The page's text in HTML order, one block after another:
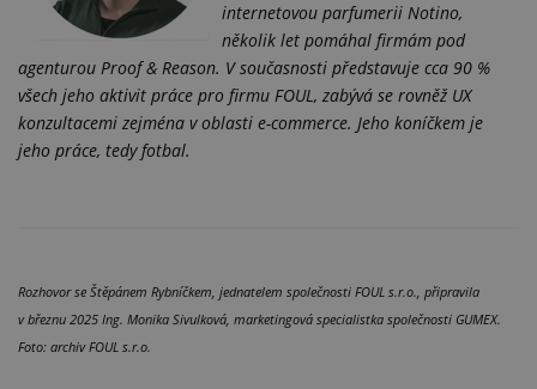
internetovou parfumerii Notino,
několik let pomáhal firmám pod
agenturou Proof & Reason. V současnosti představuje cca 90 %
všech jeho aktivit práce pro firmu FOUL, zabývá se rovněž UX
konzultacemi zejména v oblasti e-commerce. Jeho koníčkem je
jeho práce, tedy fotbal.
Rozhovor se Štěpánem Rybníčkem, jednatelem společnosti FOUL s.r.o., připravila
v březnu 2025 Ing. Monika Sivulková, marketingová specialistka společnosti GUMEX.
Foto: archiv FOUL s.r.o.